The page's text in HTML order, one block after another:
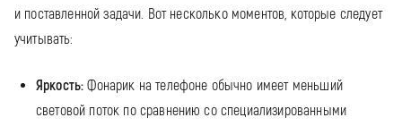
и поставленной задачи. Вот несколько моментов, которые следует
учитывать:
Яркость: Фонарик на телефоне обычно имеет меньший
световой поток по сравнению со специализированными